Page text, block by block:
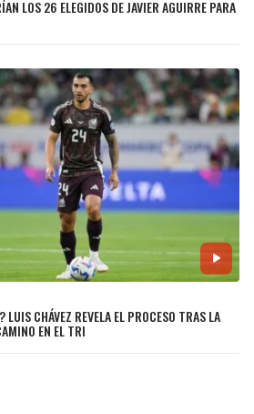
LOS 26 ELEGIDOS DE JAVIER AGUIRRE PARA
CHÁVEZ REVELA EL PROCESO TRAS LA
EN EL TRI